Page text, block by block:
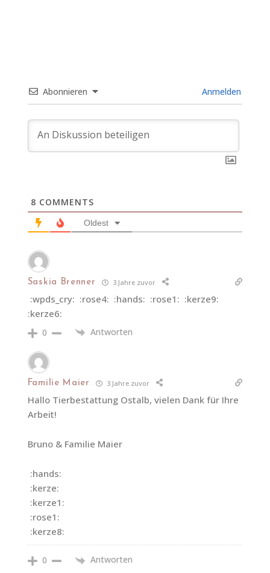
Abonnieren Anmelden
8 COMMENTS
Oldest
Saskia Brenner 3 Jahre zuvor
:wpds_cry: :rose4: :hands: :rose1: :kerze9:
:kerze6:
0 Antworten
Familie Maier 3 Jahre zuvor
Hallo Tierbestattung Ostalb, vielen Dank für Ihre
Arbeit!
Bruno & Familie Maier
:hands:
:kerze:
:kerze1:
:rose1:
:kerze8:
0 Antworten